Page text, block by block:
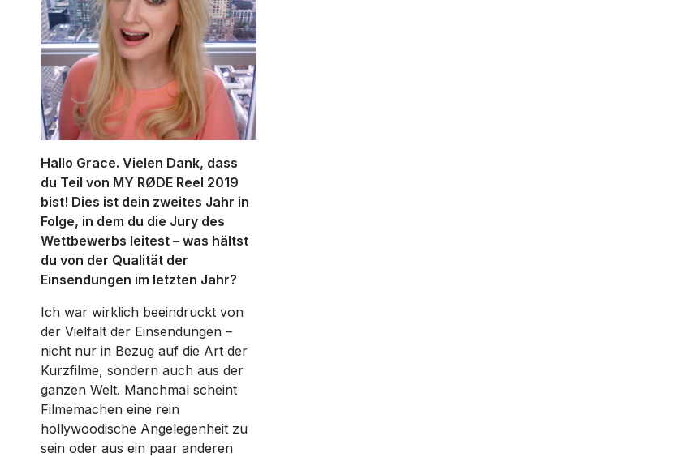
Hallo Grace. Vielen Dank, dass
du Teil von MY RØDE Reel 2019
bist! Dies ist dein zweites Jahr in
Folge, in dem du die Jury des
Wettbewerbs leitest – was hältst
du von der Qualität der
Einsendungen im letzten Jahr?
Ich war wirklich beeindruckt von
der Vielfalt der Einsendungen –
nicht nur in Bezug auf die Art der
Kurzfilme, sondern auch aus der
ganzen Welt. Manchmal scheint
Filmemachen eine rein
hollywoodische Angelegenheit zu
sein oder aus ein paar anderen